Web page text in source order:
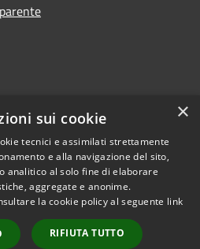
Copyright © 2026 • Comune di
Caronno Pertusella • Powered
byMunicipium
Accesso
×
sui cookie
tecnici e assimilati strettamente
e alla navigazione del sito,
analitico al solo fine di elaborare
aggregate e anonime.
la cookie policy al seguente link
RIFIUTA TUTTO